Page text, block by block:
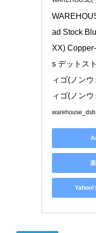
ad Stock
XX)
s デットス
ィゴ(ノン
ィゴ(ノン
Yahoo!